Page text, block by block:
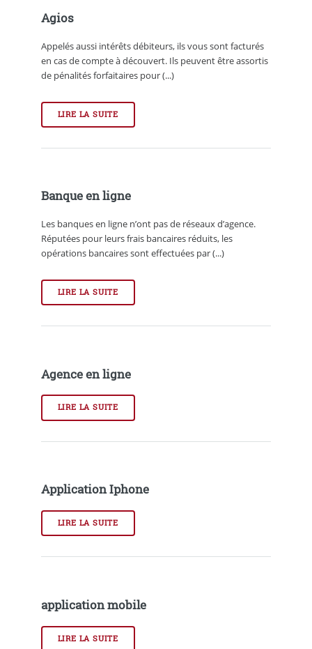
Agios
Appelés aussi intérêts débiteurs, ils vous sont facturés
en cas de compte à découvert. Ils peuvent être assortis
de pénalités forfaitaires pour (...)
LIRE LA SUITE
Banque en ligne
Les banques en ligne n’ont pas de réseaux d’agence.
Réputées pour leurs frais bancaires réduits, les
opérations bancaires sont effectuées par (...)
LIRE LA SUITE
Agence en ligne
LIRE LA SUITE
Application Iphone
LIRE LA SUITE
application mobile
LIRE LA SUITE